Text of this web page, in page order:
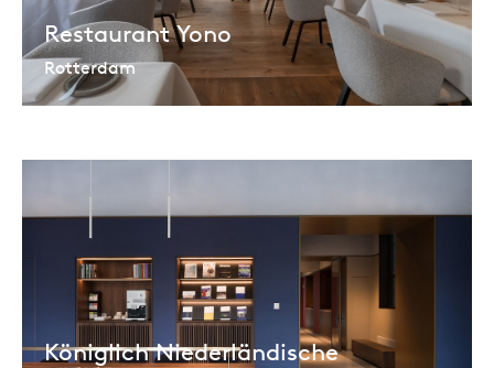
Restaurant Yono
Rotterdam
Königlich Niederländische